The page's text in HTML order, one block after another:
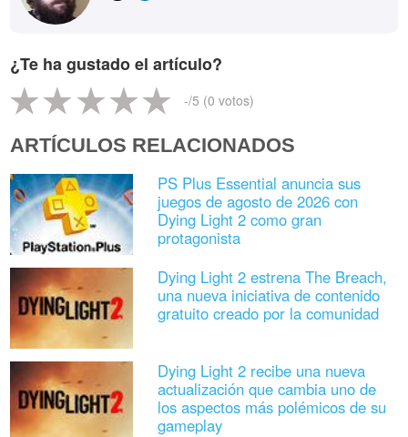
¿Te ha gustado el artículo?
-/5 (0 votos)
ARTÍCULOS RELACIONADOS
PS Plus Essential anuncia sus
juegos de agosto de 2026 con
Dying Light 2 como gran
protagonista
Dying Light 2 estrena The Breach,
una nueva iniciativa de contenido
gratuito creado por la comunidad
Dying Light 2 recibe una nueva
actualización que cambia uno de
los aspectos más polémicos de su
gameplay